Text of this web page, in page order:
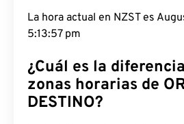
La hora actual en NZST es
5:13:57 pm
¿Cuál es la
zonas horarias de
DESTINO?